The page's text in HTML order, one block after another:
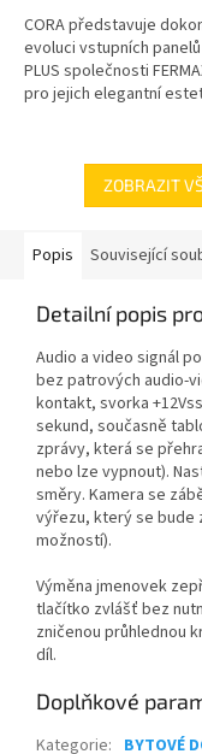
CORA představuje
evoluci vstupních panelů
PLUS společnosti
pro jejich elegantní
ZOBRAZIT
Popis Související
Detailní popis
Audio a video signál
bez patrových audio-
kontakt, svorka
sekund, současně
zprávy, která se
nebo lze vypnout).
směry. Kamera se
výřezu, který se bude
možností).
Výměna jmenovek
tlačítko zvlášť bez
zničenou průhlednou
díl.
Doplňkové
Kategorie: BYTOVÉ